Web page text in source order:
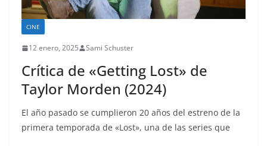
CINE
12 enero, 2025 Sami Schuster
Crítica de «Getting Lost» de
Taylor Morden (2024)
El año pasado se cumplieron 20 años del estreno de la
primera temporada de «Lost», una de las series que